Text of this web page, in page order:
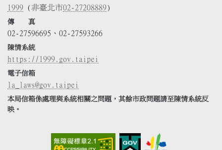
1999 (非臺北市02-27208889)
傳 真
02-27596695、02-27593266
陳情系統
https://1999.gov.taipei
電子信箱
la_laws@gov.taipei
本局信箱係處理與系統相關之問題，其餘市政問題請至陳情系統反
映。